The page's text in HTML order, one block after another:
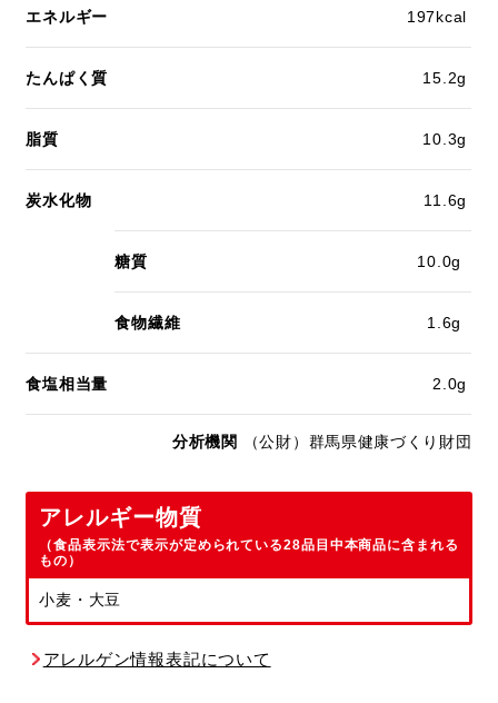
エネルギー 197kcal
たんぱく質 15.2g
脂質 10.3g
炭水化物 11.6g
糖質 10.0g
食物繊維 1.6g
食塩相当量 2.0g
分析機関 （公財）群馬県健康づくり財団
アレルギー物質
（食品表示法で表示が定められている28品目中本商品に含まれる
もの）
小麦・大豆
アレルゲン情報表記について